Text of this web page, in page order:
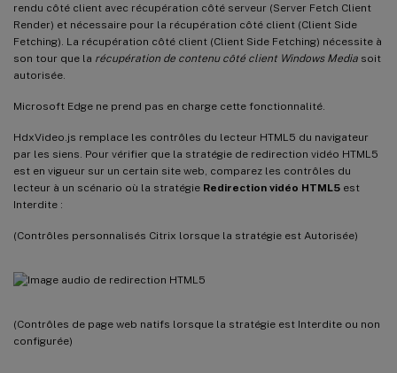
rendu côté client avec récupération côté serveur (Server Fetch Client
Render) et nécessaire pour la récupération côté client (Client Side
Fetching). La récupération côté client (Client Side Fetching) nécessite à
son tour que la récupération de contenu côté client Windows Media soit
autorisée.
Microsoft Edge ne prend pas en charge cette fonctionnalité.
HdxVideo.js remplace les contrôles du lecteur HTML5 du navigateur
par les siens. Pour vérifier que la stratégie de redirection vidéo HTML5
est en vigueur sur un certain site web, comparez les contrôles du
lecteur à un scénario où la stratégie Redirection vidéo HTML5 est
Interdite :
(Contrôles personnalisés Citrix lorsque la stratégie est Autorisée)
(Contrôles de page web natifs lorsque la stratégie est Interdite ou non
configurée)